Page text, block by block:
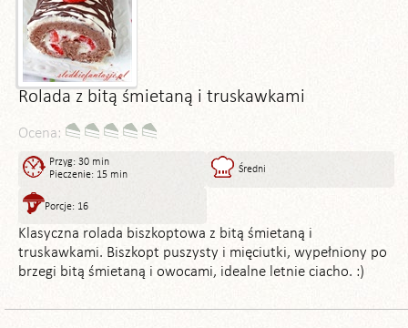
Rolada z bitą śmietaną i truskawkami
Ocena:
Przyg: 30 min
Pieczenie: 15 min
Średni
Porcje: 16
Klasyczna rolada biszkoptowa z bitą śmietaną i
truskawkami. Biszkopt puszysty i mięciutki, wypełniony po
brzegi bitą śmietaną i owocami, idealne letnie ciacho. :)